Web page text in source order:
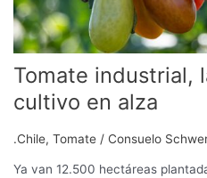
Tomate industrial,
cultivo en alza
.Chile, Tomate / Consuelo
Ya van 12.500 hectáreas